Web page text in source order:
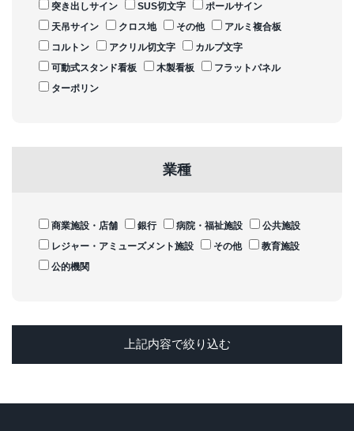
突き出しサイン
SUS切文字
ポールサイン
天吊サイン
クロス地 その他
アルミ複合板
コルトン
アクリル切文字
カルプ文字
可動式スタンド看板
木製看板
フラットパネル
ターポリン
業種
商業施設・店舗 銀行 病院・福祉施設
公共施設
レジャー・アミューズメント施設
その他
教育施設
公的機関
上記内容で絞り込む